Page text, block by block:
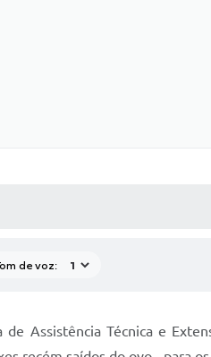
de voz:
Assistência Técnica e